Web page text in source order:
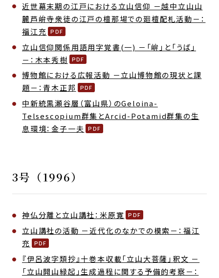
近世幕末期の江戸における立山信仰 －越中立山山
麓芦峅寺衆徒の江戸の檀那場での廻檀配札活動－：
福江充
立山信仰関係用語用字覚書(一) －「峅」と「うば」
－：木本秀樹
博物館における広報活動 －立山博物館の現状と課
題－：青木正邦
中新統黒瀬谷層（富山県）のGeloina-
Telsescopium群集とArcid-Potamid群集の生
息環境：金子一夫
3号（1996）
神仏分離と立山講社：米原寛
立山講社の活動 －近代化のなかでの模索－：福江
充
『伊呂波字類抄』十巻本収載「立山大菩薩」釈文 －
「立山開山緑起」生成過程に関する予備的考察－：